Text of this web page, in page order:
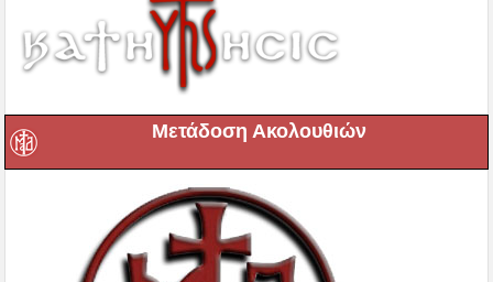
Μετάδοση Ακολουθιών